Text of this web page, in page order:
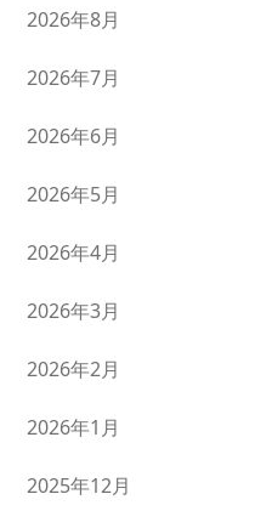
2026年8月
2026年7月
2026年6月
2026年5月
2026年4月
2026年3月
2026年2月
2026年1月
2025年12月